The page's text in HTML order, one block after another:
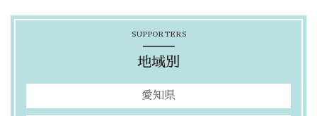
SUPPORTERS
地域別
愛知県